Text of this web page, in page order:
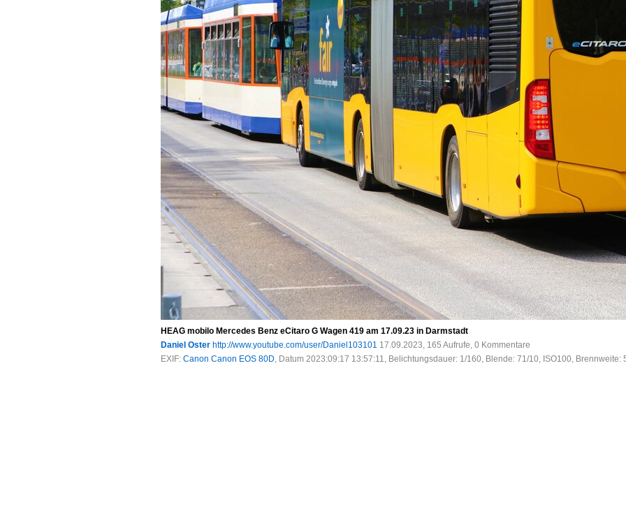
HEAG mobilo Mercedes Benz eCitaro G Wagen 419 am 17.09.23 in Darmstadt
Daniel Oster http://www.youtube.com/user/Daniel103101 17.09.2023, 165 Aufrufe, 0 Kommentare
EXIF: Canon Canon EOS 80D, Datum 2023:09:17 13:57:11, Belichtungsdauer: 1/160, Blende: 71/10, ISO100, Brennweite: